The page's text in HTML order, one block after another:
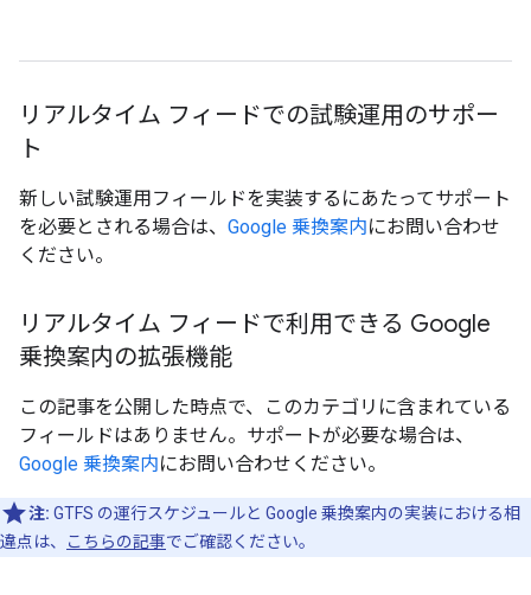
リアルタイム フィードでの試験運用のサポー
ト
新しい試験運用フィールドを実装するにあたってサポート
を必要とされる場合は、 Google 乗換案内にお問い合わせ
ください。
リアルタイム フィードで利用できる Google
乗換案内の拡張機能
この記事を公開した時点で、このカテゴリに含まれている
フィールドはありません。サポートが必要な場合は、
Google 乗換案内にお問い合わせください。
注: GTFS の運行スケジュールと Google 乗換案内の実装における相
違点は、
こちらの記事でご確認ください。